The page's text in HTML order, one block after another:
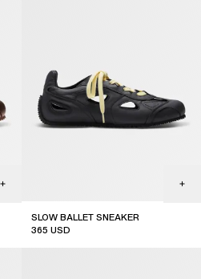
SLOW BALLET SNEAKER
365 USD